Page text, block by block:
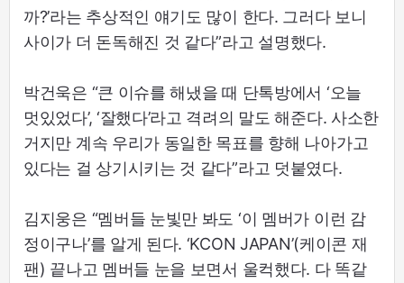
까?’라는 추상적인 얘기도 많이 한다. 그러다 보니
사이가 더 돈독해진 것 같다”라고 설명했다.
박건욱은 “큰 이슈를 해냈을 때 단톡방에서 ‘오늘
멋있었다’, ‘잘했다’라고 격려의 말도 해준다. 사소한
거지만 계속 우리가 동일한 목표를 향해 나아가고
있다는 걸 상기시키는 것 같다”라고 덧붙였다.
김지웅은 “멤버들 눈빛만 봐도 ‘이 멤버가 이런 감
정이구나’를 알게 된다. ‘KCON JAPAN’(케이콘 재
팬) 끝나고 멤버들 눈을 보면서 울컥했다. 다 똑같